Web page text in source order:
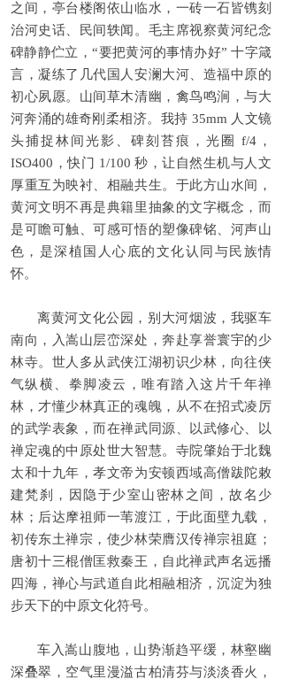
之间，亭台楼阁依山临水，一砖一石皆镌刻
治河史话、民间轶闻。毛主席视察黄河纪念
碑静静伫立，“要把黄河的事情办好” 十字箴
言，凝练了几代国人安澜大河、造福中原的
初心夙愿。山间草木清幽，禽鸟鸣涧，与大
河奔涌的雄奇刚柔相济。我持 35mm 人文镜
头捕捉林间光影、碑刻苔痕，光圈 f/4，
ISO400，快门 1/100 秒，让自然生机与人文
厚重互为映衬、相融共生。于此方山水间，
黄河文明不再是典籍里抽象的文字概念，而
是可瞻可触、可感可悟的塑像碑铭、河声山
色，是深植国人心底的文化认同与民族情
怀。
离黄河文化公园，别大河烟波，我驱车
南向，入嵩山层峦深处，奔赴享誉寰宇的少
林寺。世人多从武侠江湖初识少林，向往侠
气纵横、拳脚凌云，唯有踏入这片千年禅
林，才懂少林真正的魂魄，从不在招式凌厉
的武学表象，而在禅武同源、以武修心、以
禅定魂的中原处世大智慧。寺院肇始于北魏
太和十九年，孝文帝为安顿西域高僧跋陀敕
建梵刹，因隐于少室山密林之间，故名少
林；后达摩祖师一苇渡江，于此面壁九载，
初传东土禅宗，使少林荣膺汉传禅宗祖庭；
唐初十三棍僧匡救秦王，自此禅武声名远播
四海，禅心与武道自此相融相济，沉淀为独
步天下的中原文化符号。
车入嵩山腹地，山势渐趋平缓，林壑幽
深叠翠，空气里漫溢古柏清芬与淡淡香火，